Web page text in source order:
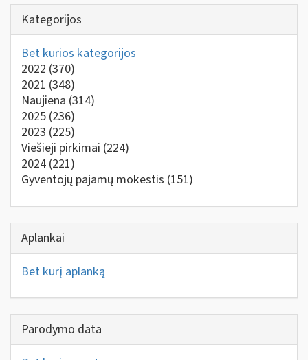
Kategorijos
Bet kurios kategorijos
2022 (370)
2021 (348)
Naujiena (314)
2025 (236)
2023 (225)
Viešieji pirkimai (224)
2024 (221)
Gyventojų pajamų mokestis (151)
Aplankai
Bet kurį aplanką
Parodymo data